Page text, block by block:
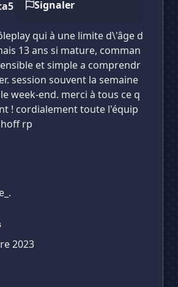
Signaler
ps4/5 version ps4
qui à une limite d\'âge d
13 ans si mature, comman
et simple a comprendr
session souvent la semaine
week-end. merci à tous ce q
! cordialement toute l'équip
rp
2023